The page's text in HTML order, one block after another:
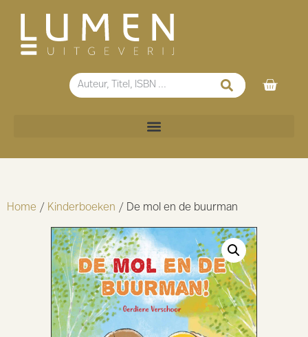
Home / Kinderboeken / De mol en de buurman